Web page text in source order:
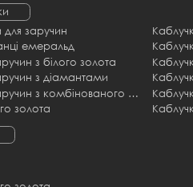
для заручин
емеральд
з білого золота
з діамантами
Каблучки для заручин з комбінованого золота
золота